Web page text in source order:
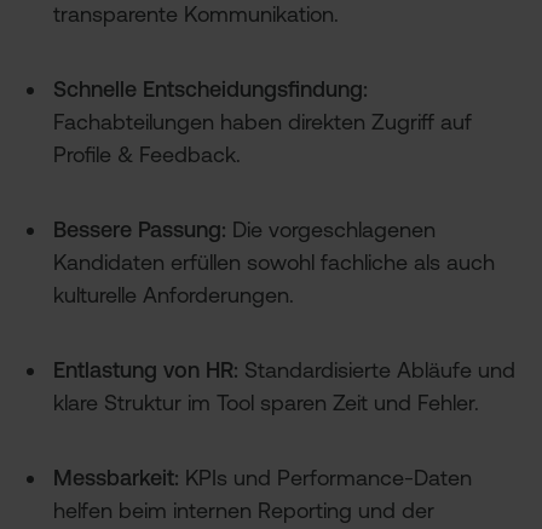
transparente Kommunikation.
Schnelle Entscheidungsfindung:
Fachabteilungen haben direkten Zugriff auf
Profile & Feedback.
Bessere Passung: Die vorgeschlagenen
Kandidaten erfüllen sowohl fachliche als auch
kulturelle Anforderungen.
Entlastung von HR: Standardisierte Abläufe und
klare Struktur im Tool sparen Zeit und Fehler.
Messbarkeit: KPIs und Performance-Daten
helfen beim internen Reporting und der